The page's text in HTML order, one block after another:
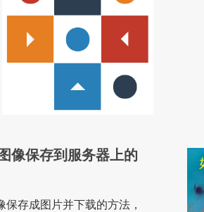
像保存到服务器上的
存成图片并下载的方法，